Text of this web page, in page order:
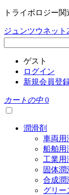
トライボロジー
ジュンツウネッ
ゲスト
ログイン
新規会員登
カートの中 0
潤滑剤
車両用
船舶用
工業用
固体潤
合成潤
グリー